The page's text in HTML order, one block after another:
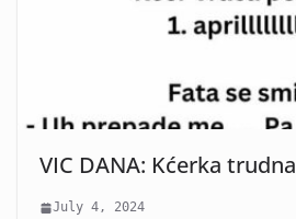
VIC DANA: Kćerka trudna
July 4, 2024